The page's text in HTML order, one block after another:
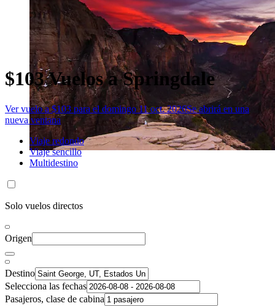
$103 Vuelos a Springdale
Ver vuelo a $103 para el domingo 11 oct. 2026Se abrirá en una
nueva ventana
Viaje redondo
Viaje sencillo
Multidestino
Solo vuelos directos
Origen
Destino
Selecciona las fechas
Pasajeros, clase de cabina